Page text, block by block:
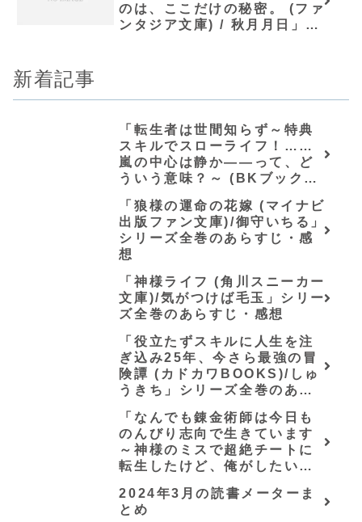
のは、ここだけの秘密。 (ファ
ンタジア文庫) / 秋月月日」の
新着記事
「転生者は世間知らず～特典
スキルでスローライフ！……
嵐の中心は静か――って、ど
ういう意味？～ (BKブック
らすじ・感想
「狼様の運命の花嫁 (マイナビ
出版ファン文庫)/御守いちる」
シリーズ全巻のあらすじ・感
想
「神様ライフ (角川スニーカー
文庫)/気がつけば毛玉」シリー
ズ全巻のあらすじ・感想
「役立たずスキルに人生を注
ぎ込み25年、今さら最強の冒
険譚 (カドカワBOOKS)/しゅ
うきち」シリーズ全巻のあら
「なんでも錬金術師は今日も
のんびり志向で生きています
～神様のミスで超絶チートに
転生したけど、俺がしたいの
会の立上げです～（グラスト
ノベルス） (グラスト
2024年3月の読書メーターま
とめ